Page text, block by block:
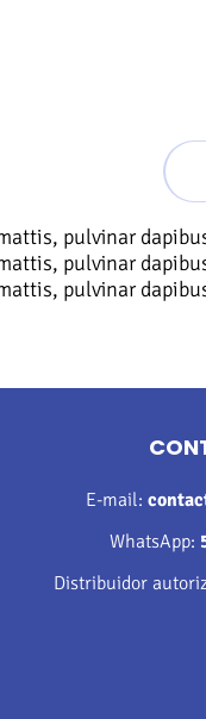
pulvinar
pulvinar
pulvinar
E-mail:
WhatsApp:
Distribuidor